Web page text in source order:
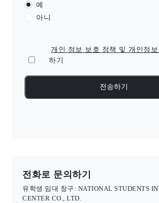
예
아니
개인 정보 보호 정책 및 개인정보
하기
전화로 문의하기
유학생 임대 창구: NATIONAL STUDENTS
CENTER CO., LTD.